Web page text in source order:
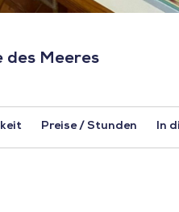
des Meeres
Preise / Stunden In